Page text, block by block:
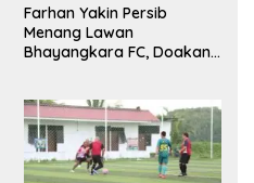
Farhan Yakin Persib
Menang Lawan
Bhayangkara FC, Doakan